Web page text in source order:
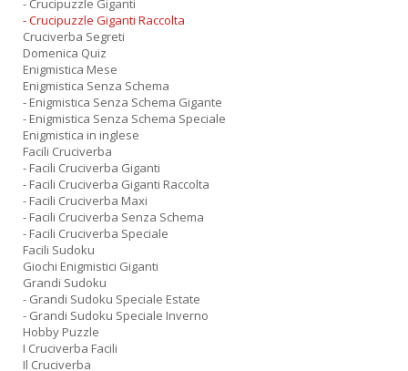
- Crucipuzzle Giganti
- Crucipuzzle Giganti Raccolta
Cruciverba Segreti
Domenica Quiz
Enigmistica Mese
Enigmistica Senza Schema
- Enigmistica Senza Schema Gigante
- Enigmistica Senza Schema Speciale
Enigmistica in inglese
Facili Cruciverba
- Facili Cruciverba Giganti
- Facili Cruciverba Giganti Raccolta
- Facili Cruciverba Maxi
- Facili Cruciverba Senza Schema
- Facili Cruciverba Speciale
Facili Sudoku
Giochi Enigmistici Giganti
Grandi Sudoku
- Grandi Sudoku Speciale Estate
- Grandi Sudoku Speciale Inverno
Hobby Puzzle
I Cruciverba Facili
Il Cruciverba